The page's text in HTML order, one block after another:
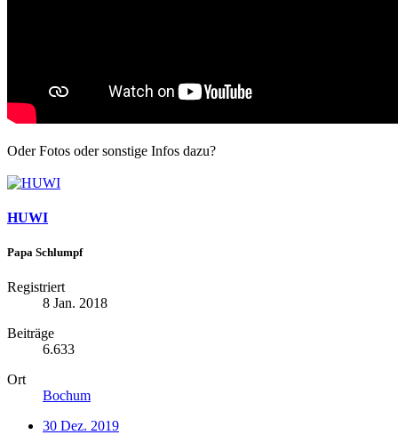
Oder Fotos oder sonstige Infos dazu?
HUWI
Papa Schlumpf
Registriert
8 Jan. 2018
Beiträge
6.633
Ort
Bochum
30 Dez. 2019